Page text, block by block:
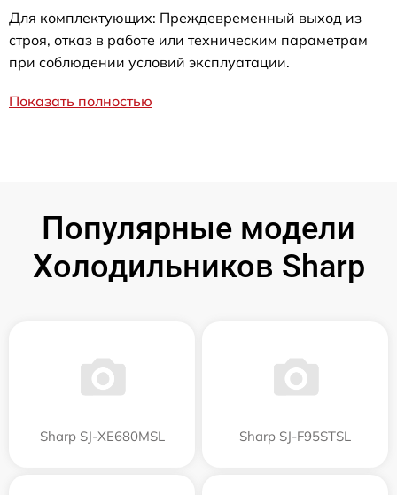
Для комплектующих: Преждевременный выход из
строя, отказ в работе или техническим параметрам
при соблюдении условий эксплуатации.
Показать полностью
Популярные модели
Холодильников Sharp
Sharp SJ-XE680MSL Sharp SJ-F95STSL